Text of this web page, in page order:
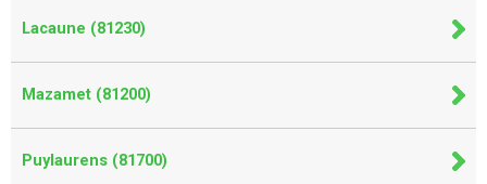
Lacaune (81230)
Mazamet (81200)
Puylaurens (81700)